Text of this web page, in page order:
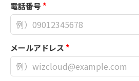
電話番号*
メールアドレス*